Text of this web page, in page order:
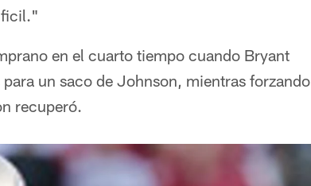
en el cuarto tiempo cuando Bryant
un saco de Johnson, mientras forzando
recuperó.